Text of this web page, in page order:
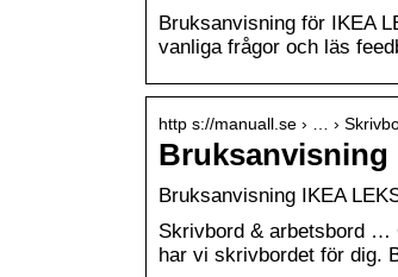
Bruksanvisning för IKEA
vanliga frågor och läs
http s://manuall.se › … ›
Bruksanvisning
Bruksanvisning IKEA
Skrivbord & arbetsbord …
har vi skrivbordet för dig.